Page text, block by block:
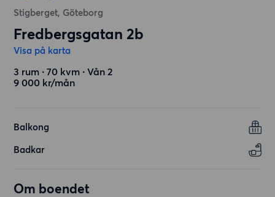
Stigberget, Göteborg
Fredbergsgatan 2b
Visa på karta
3 rum ∙ 70 kvm ∙ Vån 2
9 000 kr/mån
Balkong
Badkar
Om boendet